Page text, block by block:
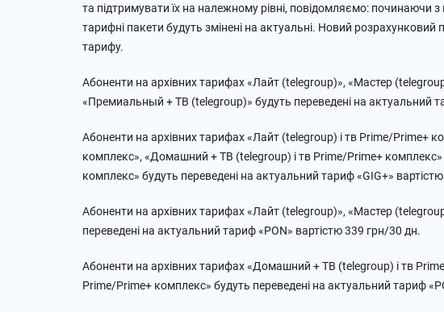
та підтримувати їх на належному рівні, повідомляємо: починаючи з
тарифні пакети будуть змінені на актуальні. Новий розрахунковий
тарифу.
Абоненти на архівних тарифах «Лайт (telegroup)», «Мастер
«Премиальный + ТВ (telegroup)» будуть переведені на актуальний
Абоненти на архівних тарифах «Лайт (telegroup) і тв Prime/Prime+
комплекс», «Домашний + ТВ (telegroup) і тв Prime/Prime+
комплекс» будуть переведені на актуальний тариф «GIG+»
Абоненти на архівних тарифах «Лайт (telegroup)», «Мастер
переведені на актуальний тариф «PON» вартістю 339 грн/30 дн.
Абоненти на архівних тарифах «Домашний + ТВ (telegroup) і тв
Prime/Prime+ комплекс» будуть переведені на актуальний тариф